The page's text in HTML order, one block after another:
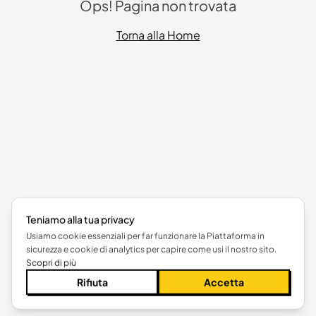
Ops! Pagina non trovata
Torna alla Home
Teniamo alla tua privacy
Usiamo cookie essenziali per far funzionare la Piattaforma in
sicurezza e cookie di analytics per capire come usi il nostro sito.
Scopri di più
Rifiuta Accetta